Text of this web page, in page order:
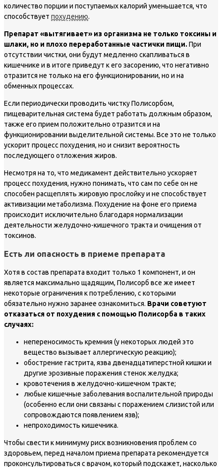
количество порции и поступаемых калорий уменьшается, что
способствует похудению.
Препарат «вытягивает» из организма не только токсины и
шлаки, но и плохо переработанные частички пищи. При
отсутствии чистки, они будут медленно скапливаться в
кишечнике и в итоге приведут к его засорению, что негативно
отразится не только на его функционировании, но и на
обменных процессах.
Если периодически проводить чистку Полисорбом,
пищеварительная система будет работать должным образом,
также его прием положительно отразится и на
функционировании выделительной системы. Все это не только
ускорит процесс похудения, но и снизит вероятность
последующего отложения жиров.
Несмотря на то, что медикамент действительно ускоряет
процесс похудения, нужно понимать, что сам по себе он не
способен расщеплять жировую прослойку и не способствует
активизации метаболизма. Похудение на фоне его приема
происходит исключительно благодаря нормализации
деятельности желудочно-кишечного тракта и очищения от
токсинов.
Есть ли опасность в приеме препарата
Хотя в состав препарата входит только 1 компонент, и он
является максимально щадящим, Полисорб все же имеет
некоторые ограничения к потреблению, с которыми
обязательно нужно заранее ознакомиться. Врачи советуют
отказаться от похудения с помощью Полисорба в таких
случаях:
непереносимость кремния (у некоторых людей это
вещество вызывает аллергическую реакцию);
обострение гастрита, язва двенадцатиперстной кишки и
другие эрозивные поражения стенок желудка;
кровотечения в желудочно-кишечном тракте;
любые кишечные заболевания воспалительной природы
(особенно если они связаны с поражением слизистой или
сопровождаются появлением язв);
непроходимость кишечника.
Чтобы свести к минимуму риск возникновения проблем со
здоровьем, перед началом приема препарата рекомендуется
проконсультироваться с врачом, который подскажет, насколько